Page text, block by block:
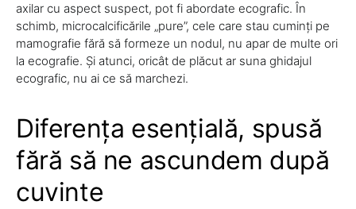
axilar cu aspect suspect, pot fi abordate ecografic. În
schimb, microcalcificările „pure”, cele care stau cuminți pe
mamografie fără să formeze un nodul, nu apar de multe ori
la ecografie. Și atunci, oricât de plăcut ar suna ghidajul
ecografic, nu ai ce să marchezi.
Diferența esențială, spusă
fără să ne ascundem după
cuvinte